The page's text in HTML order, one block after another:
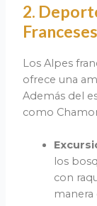
2.
Franceses
Los Alpes
ofrece una
Además del
como
los
con
manera